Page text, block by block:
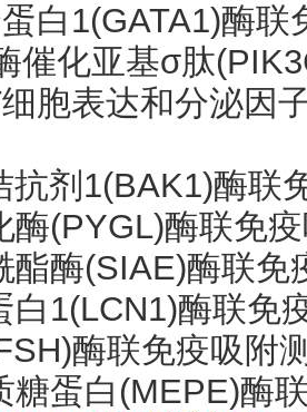
白1(GATA1)酶
催化亚基σ肽
胞表达和分泌因
抗剂1(BAK1)酶联
酶(PYGL)酶联免
酯酶(SIAE)酶联免
白 1(LCN1)酶联免
酶联免疫吸附
糖蛋白 (MEPE)酶